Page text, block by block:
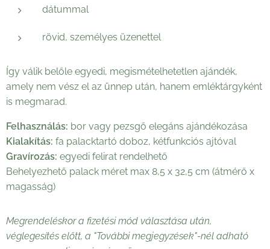
dátummal
rövid, személyes üzenettel
Így válik belőle egyedi, megismételhetetlen ajándék,
amely nem vész el az ünnep után, hanem emléktárgyként
is megmarad.
Felhasználás: bor vagy pezsgő elegáns ajándékozása
Kialakítás: fa palacktartó doboz, kétfunkciós ajtóval
Gravírozás: egyedi felirat rendelhető
Behelyezhető palack méret max 8,5 x 32,5 cm (átmérő x
magasság)
Megrendeléskor a fizetési mód választása után,
véglegesítés előtt, a "További megjegyzések"-nél adható